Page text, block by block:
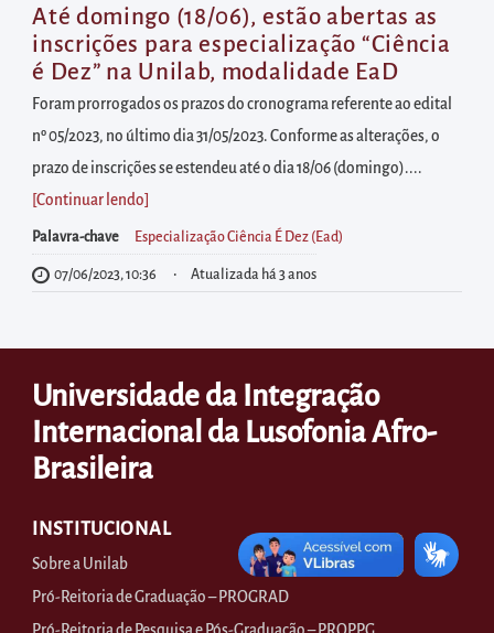
o
menu
principal
Acessar
diretamente
à
área
para
realizar
buscas
diretamente
as
informações
no
rodapé
Até domingo (18/06), estão abertas as
inscrições para especialização “Ciência
é Dez” na Unilab, modalidade EaD
Foram prorrogados os prazos do cronograma referente ao edital
nº 05/2023, no último dia 31/05/2023. Conforme as alterações, o
prazo de inscrições se estendeu até o dia 18/06 (domingo)....
[Continuar lendo
Palavra-chave Especialização Ciência É Dez (Ead)
07/06/2023, 10:36 Atualizada há 3 anos
Universidade da Integração
Internacional da Lusofonia Afro-
Brasileira
INSTITUCIONAL
Sobre a Unilab
Pró-Reitoria de Graduação – PROGRAD